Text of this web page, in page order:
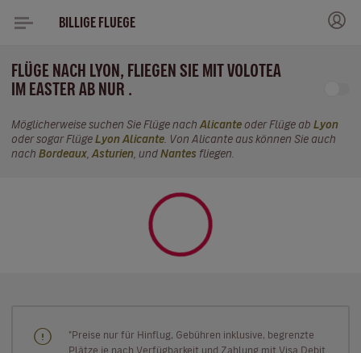
BILLIGE FLUEGE
FLÜGE NACH LYON, FLIEGEN SIE MIT VOLOTEA
IM EASTER AB NUR .
Möglicherweise suchen Sie Flüge nach Alicante oder Flüge ab Lyon
oder sogar Flüge Lyon Alicante . Von Alicante aus können Sie auch
nach Bordeaux Asturien , und Nantes fliegen.
"Preise nur für Hinflug, Gebühren inklusive, begrenzte
Plätze je nach Verfügbarkeit und Zahlung mit Visa Debit.